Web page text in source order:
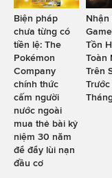
Biện pháp
chưa từng có
tiền lệ: The
Pokémon
Company
chính thức
cấm người
nước ngoài
mua thẻ bài kỷ
niệm 30 năm
để đẩy lùi nạn
đầu cơ
Nhận
Tồn
Toàn
Trên
Trước